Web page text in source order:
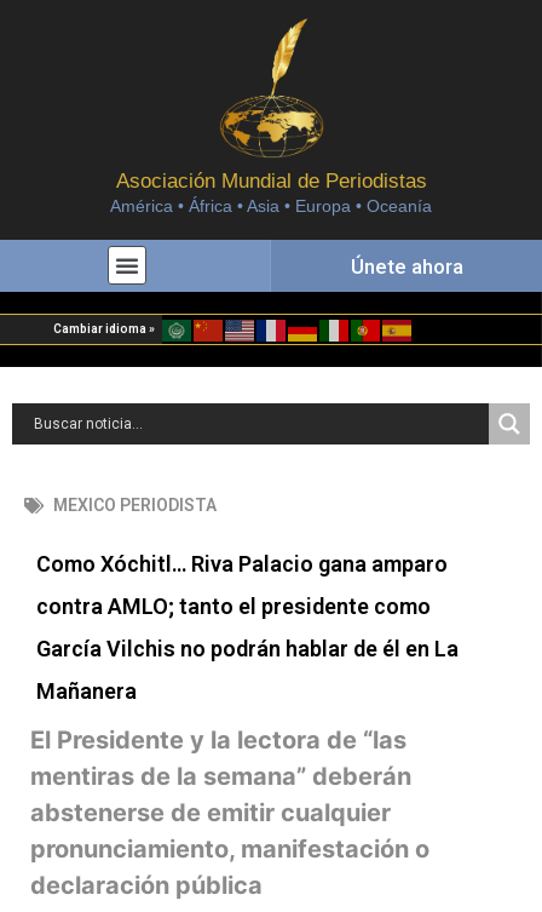
Asociación Mundial de Periodistas
América • África • Asia • Europa • Oceanía
Únete ahora
Cambiar idioma »
MEXICO PERIODISTA
Como Xóchitl… Riva Palacio gana amparo
contra AMLO; tanto el presidente como
García Vilchis no podrán hablar de él en La
Mañanera
El Presidente y la lectora de “las
mentiras de la semana” deberán
abstenerse de emitir cualquier
pronunciamiento, manifestación o
declaración pública